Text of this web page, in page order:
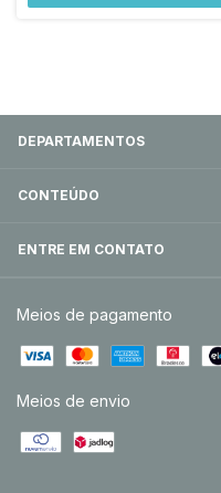
DEPARTAMENTOS
CONTEÚDO
ENTRE EM CONTATO
Meios de pagamento
Meios de envio